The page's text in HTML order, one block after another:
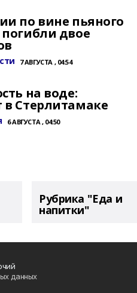
по вине пьяного
двое
7 АВГУСТА , 04:54
на воде:
Стерлитамаке
6 АВГУСТА , 04:50
Рубрика "Еда и
напитки"
данных